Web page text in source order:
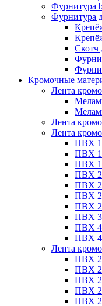
Фурнитура
Фурнитура
Скотч
Кромочные
Лента
Лента
Лента
ПВХ
ПВХ
ПВХ
ПВХ
ПВХ
ПВХ
ПВХ
ПВХ
ПВХ
ПВХ
Лента
ПВХ
ПВХ
ПВХ
ПВХ
ПВХ